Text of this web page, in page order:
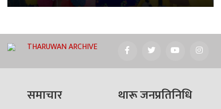
THARUWAN ARCHIVE
समाचार थारू जनप्रतिनिधि